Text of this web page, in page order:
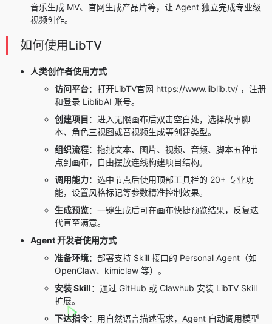
音乐生成 MV、官网生成产品片等，让 Agent 独立完成专业级
视频创作。
如何使用LibTV
人类创作者使用方式
访问平台：打开LibTV官网 https://www.liblib.tv/ ，注册
和登录 LiblibAI 账号。
创建项目：进入无限画布后双击空白处，选择故事脚
本、角色三视图或音视频生成等创建类型。
组织流程：拖拽文本、图片、视频、音频、脚本五种节
点到画布，自由摆放连线构建项目结构。
调用能力：选中节点后使用顶部工具栏的 20+ 专业功
能，设置风格标记等参数精准控制效果。
生成预览：一键生成后可在画布快捷预览结果，反复迭
代直至满意。
Agent 开发者使用方式
准备环境：部署支持 Skill 接口的 Personal Agent（如
OpenClaw、kimiclaw 等）。
安装 Skill：通过 GitHub 或 Clawhub 安装 LibTV Skill
扩展。
下达指令：用自然语言描述需求，Agent 自动调用模型